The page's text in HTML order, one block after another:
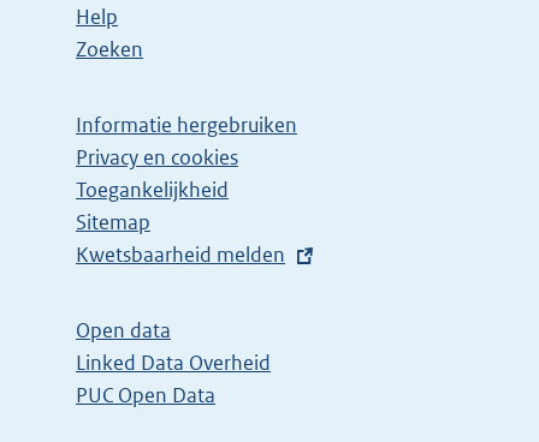
Help
Zoeken
Informatie hergebruiken
Privacy en cookies
Toegankelijkheid
Sitemap
E
t
e
r
Kwetsbaarheid melden
Open data
Linked Data Overheid
PUC Open Data